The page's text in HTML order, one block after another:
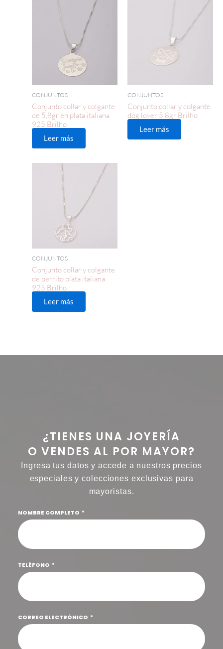
CONJUNTOS
Conjunto collar y colgante
de 5,8gr en plata italiana
925 Brilho
Leer más
CONJUNTOS
Conjunto collar y colgante
dog lover 5,8gr Brilho
Leer más
CONJUNTOS
Conjunto collar y colgante
de perrito plata italiana
925 Brilho
Leer más
¿TIENES UNA JOYERÍA
O VENDES AL POR MAYOR?
Ingresa tus datos y accede a nuestros precios
especiales y colecciones exclusivas para
mayoristas.
NOMBRE COMPLETO
TELÉFONO
CORREO ELECTRÓNICO